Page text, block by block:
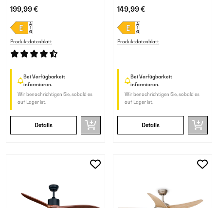
mit Licht Walnuss
199,99 €
Produktdatenblatt
Bei Verfügbarkeit
informieren.
Wir benachrichtigen Sie, sobald es
auf Lager ist.
Details
| smart | mit Licht
149,99 €
Produktdatenblatt
Bei Verfügbarkeit
informieren.
Wir benachrichtigen Sie, sobald es
auf Lager ist.
Details